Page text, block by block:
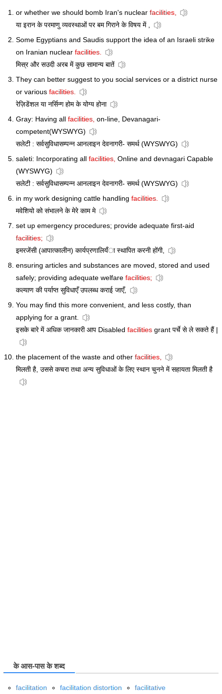
or whether we should bomb Iran's nuclear facilities,
या इरान के परमाणु व्यवस्थाओं पर बम गिराने के विषय में ,
Some Egyptians and Saudis support the idea of an Israeli strike
on Iranian nuclear facilities.
मिस्र और सउदी अरब में कुछ सामान्य बातें
They can better suggest to you social services or a district nurse
or various facilities.
रेज़िडेंशल या नर्सिन्ग होम के योग्य होना
Gray: Having all facilities, on-line, Devanagari-
competent(WYSWYG)
सलेटी : सर्वसुविधासम्पन्न आनलाइन देवनागरी- समर्थ (WYSWYG)
saleti: Incorporating all facilities, Online and devnagari Capable
(WYSWYG)
सलेटी : सर्वसुविधासम्पन्न आनलाइन देवनागरी- समर्थ (WYSWYG)
in my work designing cattle handling facilities.
मवेशियो को संभालने के मेरे काम मे
set up emergency procedures; provide adequate first-aid
facilities;
इमरजेंसी (आपात्कालीन) कार्यप्रणालियँा स्थापित करनी होंगी,
ensuring articles and substances are moved, stored and used
safely; providing adequate welfare facilities;
कल्याण की पर्याप्त सुविधाएँ उपलब्ध कराई जाएँ,
You may find this more convenient, and less costly, than
applying for a grant.
इसके बारे में अधिक जानकारी आप Disabled facilities grant पर्चे से ले सकते हैं |
the placement of the waste and other facilities,
मिलती है, उससे कचरा तथा अन्य सुविधाओं के लिए स्थान चुनने में सहायता मिलती है
के आस-पास के शब्द
facilitation facilitation distortion facilitative